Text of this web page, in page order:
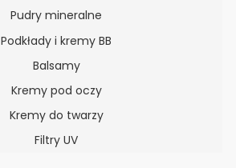
Pudry mineralne
Podkłady i kremy BB
Balsamy
Kremy pod oczy
Kremy do twarzy
Filtry UV